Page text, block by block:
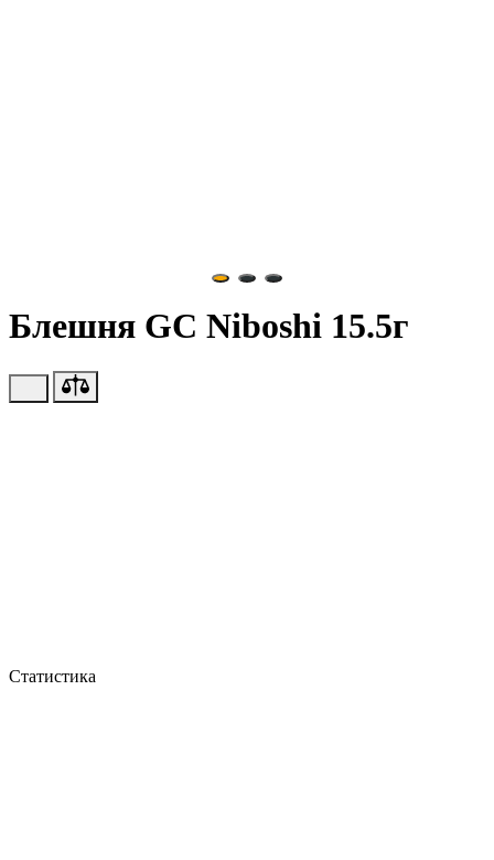
Блешня GC Niboshi 15.5г
Статистика